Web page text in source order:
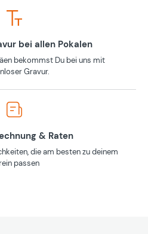
bei allen Pokalen
bekommst Du bei uns mit
Gravur.
& Raten
die am besten zu deinem
passen